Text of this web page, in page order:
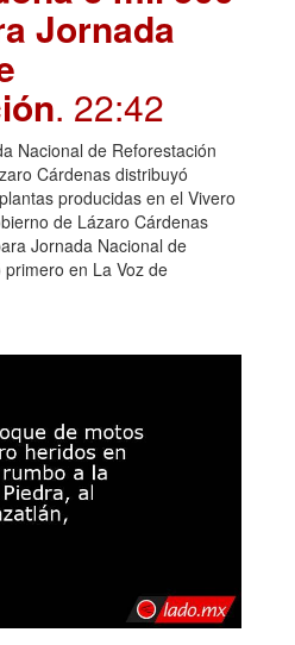
Jornada
. 22:42
Nacional de Reforestación
Cárdenas distribuyó
producidas en el Vivero
de Lázaro Cárdenas
Jornada Nacional de
en La Voz de